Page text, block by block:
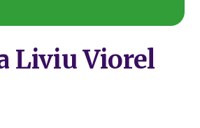
Liviu Viorel